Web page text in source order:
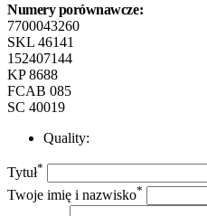
Numery porównawcze:
7700043260
SKL 46141
152407144
KP 8688
FCAB 085
SC 40019
Quality:
Tytuł*
Twoje imię i nazwisko*